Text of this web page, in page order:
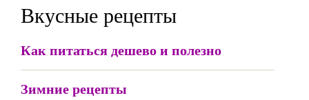
Вкусные рецепты
Как питаться дешево и полезно
Зимние рецепты